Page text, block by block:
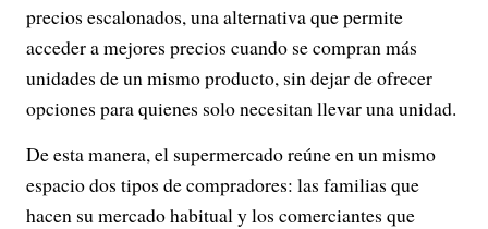
precios escalonados, una alternativa que permite
acceder a mejores precios cuando se compran más
unidades de un mismo producto, sin dejar de ofrecer
opciones para quienes solo necesitan llevar una unidad.
De esta manera, el supermercado reúne en un mismo
espacio dos tipos de compradores: las familias que
hacen su mercado habitual y los comerciantes que